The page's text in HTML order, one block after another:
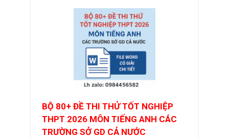
BỘ 80+ ĐỀ THI THỬ TỐT NGHIỆP
THPT 2026 MÔN TIẾNG ANH CÁC
TRƯỜNG SỞ GD CẢ NƯỚC